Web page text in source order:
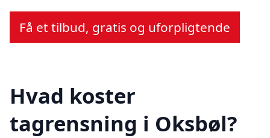
Få et tilbud, gratis og uforpligtende
Hvad koster
tagrensning i Oksbøl?